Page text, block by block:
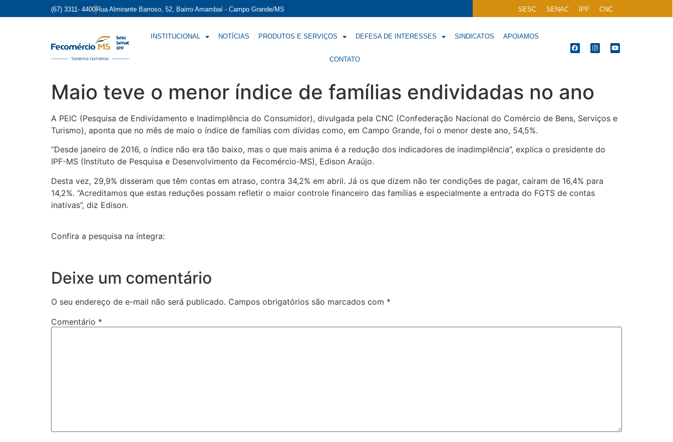
(67) 3311- 4400 Rua Almirante Barroso, 52, Bairro Amambaí - Campo Grande/MS SESC SENAC IPF CNC
INSTITUCIONAL NOTÍCIAS PRODUTOS E SERVIÇOS DEFESA DE INTERESSES SINDICATOS APOIAMOS
CONTATO
Maio teve o menor índice de famílias endividadas no ano
A PEIC (Pesquisa de Endividamento e Inadimplência do Consumidor), divulgada pela CNC (Confederação Nacional do Comércio de Bens, Serviços e
Turismo), aponta que no mês de maio o índice de famílias com dívidas como, em Campo Grande, foi o menor deste ano, 54,5%.
“Desde janeiro de 2016, o índice não era tão baixo, mas o que mais anima é a redução dos indicadores de inadimplência”, explica o presidente do
IPF-MS (Instituto de Pesquisa e Desenvolvimento da Fecomércio-MS), Edison Araújo.
Desta vez, 29,9% disseram que têm contas em atraso, contra 34,2% em abril. Já os que dizem não ter condições de pagar, caíram de 16,4% para
14,2%. “Acreditamos que estas reduções possam refletir o maior controle financeiro das famílias e especialmente a entrada do FGTS de contas
inativas”, diz Edison.
Confira a pesquisa na íntegra:
Deixe um comentário
O seu endereço de e-mail não será publicado. Campos obrigatórios são marcados com *
Comentário *